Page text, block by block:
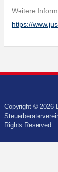
Weitere
https://
Copyright © 2026
Rights Reserved